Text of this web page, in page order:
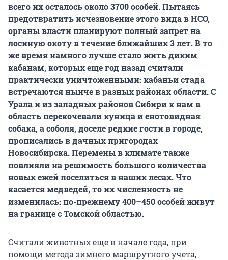
всего их осталось около 3700 особей. Пытаясь
предотвратить исчезновение этого вида в НСО,
органы власти планируют полный запрет на
лосиную охоту в течение ближайших 3 лет. В то
же время намного лучше стало жить диким
кабанам, которых еще год назад считали
практически уничтоженными: кабаньи стада
встречаются нынче в разных районах области. С
Урала и из западных районов Сибири к нам в
область перекочевали куница и енотовидная
собака, а соболя, доселе редкие гости в городе,
прописались в дачных пригородах
Новосибирска. Перемены в климате также
повлияли на решимость большого количества
новых ежей поселиться в наших лесах. Что
касается медведей, то их численность не
изменилась: по-прежнему 400–450 особей живут
на границе с Томской областью.
Считали животных еще в начале года, при
помощи метода зимнего маршрутного учета,